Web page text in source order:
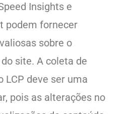
Insights e
podem fornecer
sobre o
site. A coleta de
LCP deve ser uma
pois as alterações no